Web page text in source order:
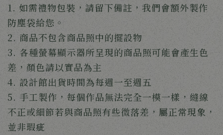
1. 如需禮物包裝，請留下備註，我們會額外製作
防塵袋給您。
2. 商品不包含商品照中的擺設物
3. 各種螢幕顯示器所呈現的商品照可能會產生色
差，顏色請以實品為主
4. 設計館出貨時間為每週一至週五
5. 手工製作，每個作品無法完全一模一樣，縫線
不正或細節若與商品照有些微落差，屬正常現象，
並非瑕疵